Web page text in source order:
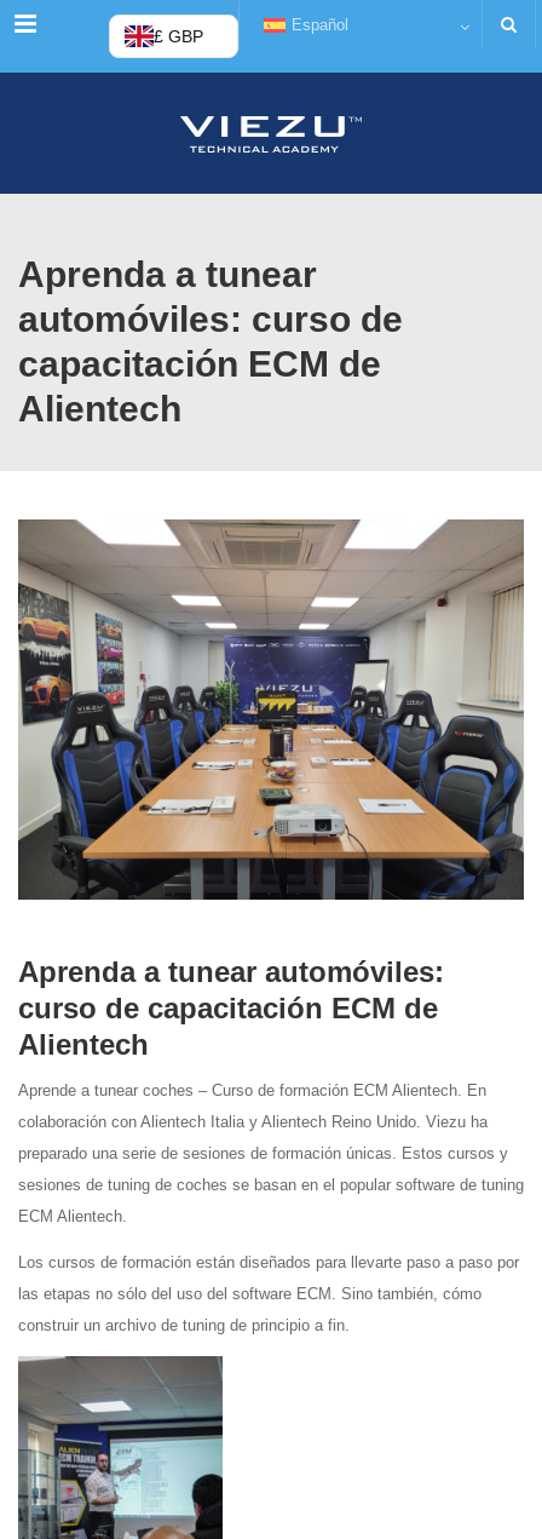
Menú £ GBP
Español
Aprenda a tunear
automóviles: curso de
capacitación ECM de
Alientech
Aprenda a tunear automóviles:
curso de capacitación ECM de
Alientech
Aprende a tunear coches – Curso de formación ECM Alientech. En
colaboración con Alientech Italia y Alientech Reino Unido. Viezu ha
preparado una serie de sesiones de formación únicas. Estos cursos y
sesiones de tuning de coches se basan en el popular software de tuning
ECM Alientech.
Los cursos de formación están diseñados para llevarte paso a paso por
las etapas no sólo del uso del software ECM. Sino también, cómo
construir un archivo de tuning de principio a fin.